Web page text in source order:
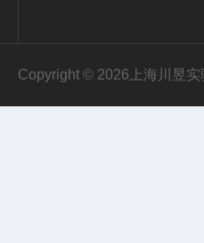
Copyright © 2026上海川昱